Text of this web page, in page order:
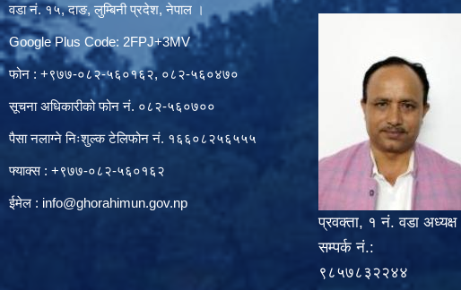
वडा नं. १५, दाङ, लुम्बिनी प्रदेश, नेपाल ।
Google Plus Code: 2FPJ+3MV
फोन : +९७७-०८२-५६०१६२, ०८२-५६०४७०
सूचना अधिकारीको फोन नं. ०८२-५६०७००
पैसा नलाग्ने निःशुल्क टेलिफोन नं. १६६०८२५६५५५
फ्याक्स : +९७७-०८२-५६०१६२
ईमेल : info@ghorahimun.gov.np
प्रवक्ता, १ नं. वडा अध्यक्ष
सम्पर्क नं.:
९८५७८३२२४४